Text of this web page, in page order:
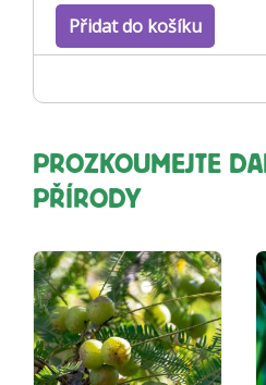
Přidat do košíku
PROZKOUMEJTE
PŘÍRODY